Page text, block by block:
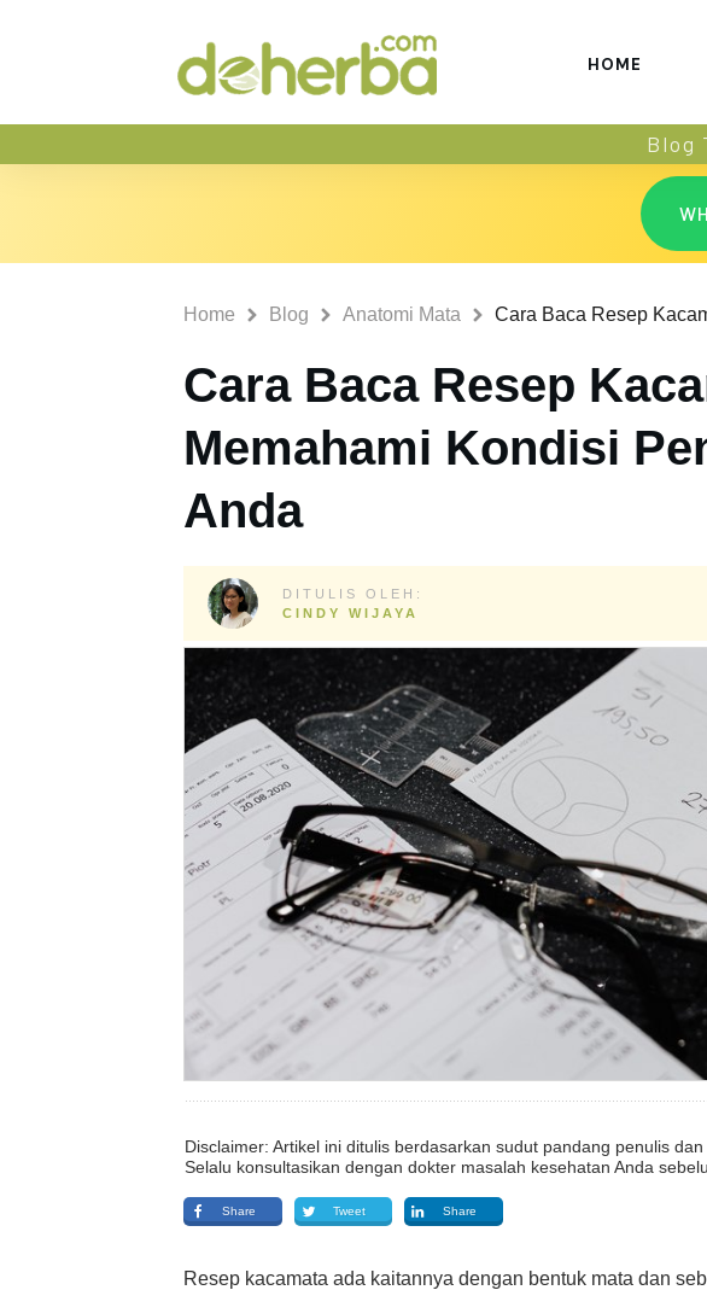
HOME
Blog
Home Blog Anatomi Mata
Cara Baca Resep
Memahami Kondisi
Anda
DITULIS OLEH:
CINDY WIJAYA
Disclaimer: Artikel ini ditulis berdasarkan sudut pandang penulis
Selalu konsultasikan dengan dokter masalah kesehatan Anda
Share Tweet Share
Resep kacamata ada kaitannya dengan bentuk mata dan